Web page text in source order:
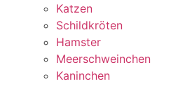
Katzen
Schildkröten
Hamster
Meerschweinchen
Kaninchen